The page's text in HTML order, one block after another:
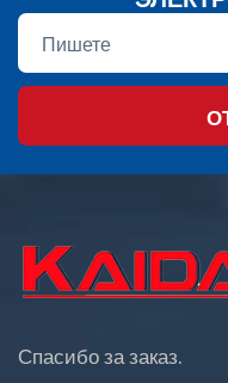
Спасибо за заказ.